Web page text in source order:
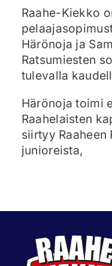
Raahe-Kiekko
Härönoja ja
Ratsumiesten
tulevalla
Härönoja toimi
Raahelaisten
siirtyy Raaheen
junioreista,